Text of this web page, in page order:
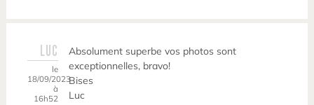
LUC
le
18/09/2023
à
16h52
Absolument superbe vos photos sont
exceptionnelles, bravo!
Bises
Luc